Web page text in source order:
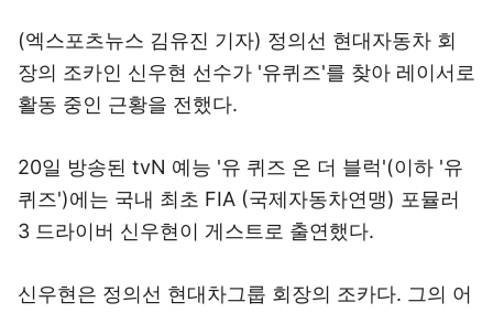
(엑스포츠뉴스 김유진 기자) 정의선 현대자동차 회
장의 조카인 신우현 선수가 '유퀴즈'를 찾아 레이서로
활동 중인 근황을 전했다.
20일 방송된 tvN 예능 '유 퀴즈 온 더 블럭'(이하 '유
퀴즈')에는 국내 최초 FIA (국제자동차연맹) 포뮬러
3 드라이버 신우현이 게스트로 출연했다.
신우현은 정의선 현대차그룹 회장의 조카다. 그의 어